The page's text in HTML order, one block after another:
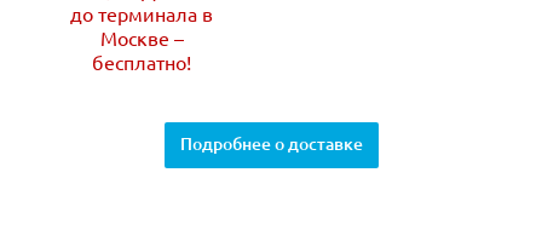
до терминала в
Москве –
бесплатно!
Подробнее о доставке